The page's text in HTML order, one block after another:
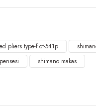
pliers type-f ct-541p
shimano makas